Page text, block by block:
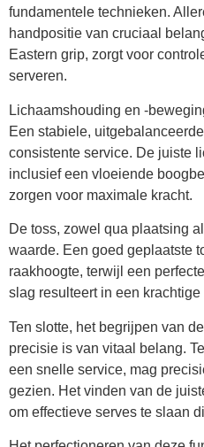
fundamentele technieken.
handpositie van cruciaal
Eastern grip, zorgt voor
serveren.
Lichaamshouding en -
Een stabiele,
consistente service. De juiste
inclusief een vloeiende
zorgen voor maximale kracht.
De toss, zowel qua plaatsing
waarde. Een goed geplaatste
raakhoogte, terwijl een
slag resulteert in een krachtige
Ten slotte, het begrijpen van
precisie is van vitaal belang.
een snelle service, mag
gezien. Het vinden van de
om effectieve serves te slaan